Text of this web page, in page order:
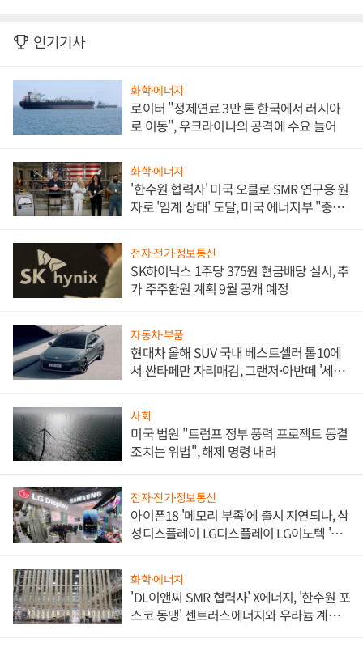
인기기사
화학·에너지
로이터 "정제연료 3만 톤 한국에서 러시아
로 이동", 우크라이나의 공격에 수요 늘어
화학·에너지
'한수원 협력사' 미국 오클로 SMR 연구용 원
자로 '임계 상태' 도달, 미국 에너지부 "중요
전자·전기·정보통신
SK하이닉스 1주당 375원 현금배당 실시, 추
가 주주환원 계획 9월 공개 예정
자동차·부품
현대차 올해 SUV 국내 베스트셀러 톱10에
서 싼타페만 자리매김, 그랜저·아반떼 '세단
사회
미국 법원 "트럼프 정부 풍력 프로젝트 동결
조치는 위법", 해제 명령 내려
전자·전기·정보통신
아이폰18 '메모리 부족'에 출시 지연되나, 삼
성디스플레이 LG디스플레이 LG이노텍 '탈
화학·에너지
'DL이앤씨 SMR 협력사' X에너지, '한수원 포
스코 동맹' 센트러스에너지와 우라늄 계약